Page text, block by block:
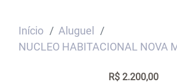
Início
Aluguel
NUCLEO HABITACIONAL NOVA
R$ 2.200,00